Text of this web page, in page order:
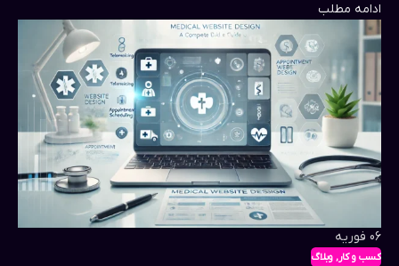
ادامه مطلب
06 فوریه
کسب و کار , وبلاگ